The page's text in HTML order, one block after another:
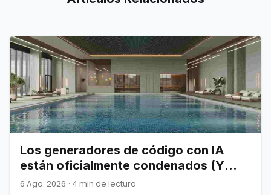
Los generadores de código con IA
están oficialmente condenados (Y
Joel Spolsky nos lo advirtió)
6 Ago. 2026 · 4 min de lectura